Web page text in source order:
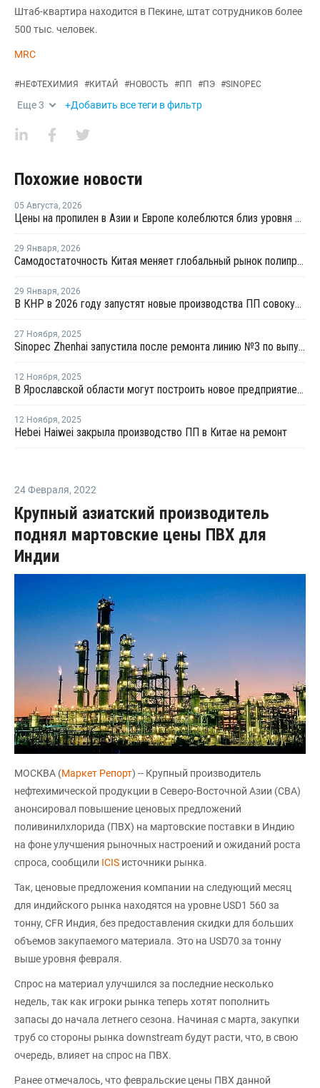
Штаб-квартира находится в Пекине, штат сотрудников более
500 тыс. человек.
MRC
#НЕФТЕХИМИЯ #КИТАЙ #НОВОСТЬ #ПП #ПЭ #SINOPEC
Еще3 +Добавить все теги в фильтр
Похожие новости
05 Августа, 2026
Цены на пропилен в Азии и Европе колеблются близ уровня в USD1000
29 Января, 2026
Самодостаточность Китая меняет глобальный рынок полипропилена
29 Января, 2026
В КНР в 2026 году запустят новые производства ПП совокупной мощностью 4,9 млн тонн
27 Ноября, 2025
Sinopec Zhenhai запустила после ремонта линию №3 по выпуску ПП в Китае
12 Ноября, 2025
В Ярославской области могут построить новое предприятие по производству ПП
12 Ноября, 2025
Hebei Haiwei закрыла производство ПП в Китае на ремонт
24 Февраля, 2022
Крупный азиатский производитель
поднял мартовские цены ПВХ для
Индии
МОСКВА (Маркет Репорт) -- Крупный производитель
нефтехимической продукции в Северо-Восточной Азии (СВА)
анонсировал повышение ценовых предложений
поливинилхлорида (ПВХ) на мартовские поставки в Индию
на фоне улучшения рыночных настроений и ожиданий роста
спроса, сообщили ICIS источники рынка.
Так, ценовые предложения компании на следующий месяц
для индийского рынка находятся на уровне USD1 560 за
тонну, CFR Индия, без предоставления скидки для больших
объемов закупаемого материала. Это на USD70 за тонну
выше уровня февраля.
Спрос на материал улучшился за последние несколько
недель, так как игроки рынка теперь хотят пополнить
запасы до начала летнего сезона. Начиная с марта, закупки
труб со стороны рынка downstream будут расти, что, в свою
очередь, влияет на спрос на ПВХ.
Ранее отмечалось, что февральские цены ПВХ данной